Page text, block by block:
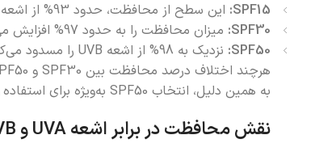
SPF15: این سطح از محافظت، حدود 93% از اشعه UVB را مسدود می‌کند.
SPF30: میزان محافظت را به حدود 97% افزایش می‌دهد.
SPF50: نزدیک به 98% از اشعه UVB را مسدود می‌کند و برای افرادی که مدت طولانی‌تری در معرض نور خورشید قرار دارند یا پوست حساسی دارند، گزینه بهتری است.
به همین دلیل، انتخاب SPF50 به‌ویژه برای استفاده روزانه و در مناطق با تابش شدید خورشید توصیه می‌شود.
نقش محافظت در برابر اشعه UVA و UVB در سلامت پوست